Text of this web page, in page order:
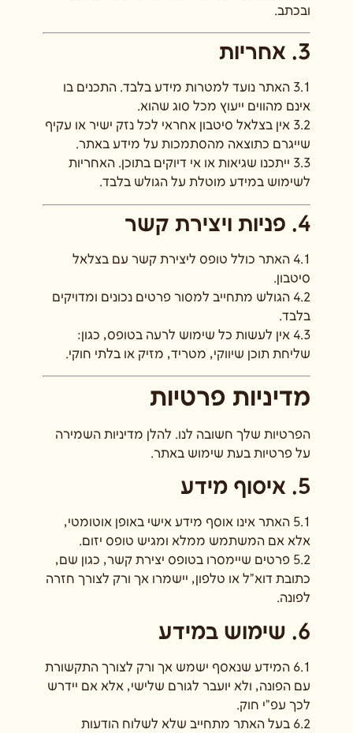
ובכתב.
3. אחריות
3.1 האתר נועד למטרות מידע בלבד. התכנים בו
אינם מהווים ייעוץ מכל סוג שהוא.
3.2 אין בצלאל סיטבון אחראי לכל נזק ישיר או עקיף
שייגרם כתוצאה מהסתמכות על מידע באתר.
3.3 ייתכנו שגיאות או אי דיוקים בתוכן. האחריות
לשימוש במידע מוטלת על הגולש בלבד.
4. פניות ויצירת קשר
4.1 האתר כולל טופס ליצירת קשר עם בצלאל
סיטבון.
4.2 הגולש מתחייב למסור פרטים נכונים ומדויקים
בלבד.
4.3 אין לעשות כל שימוש לרעה בטופס, כגון:
שליחת תוכן שיווקי, מטריד, מזיק או בלתי חוקי.
מדיניות פרטיות
הפרטיות שלך חשובה לנו. להלן מדיניות השמירה
על פרטיות בעת שימוש באתר.
5. איסוף מידע
5.1 האתר אינו אוסף מידע אישי באופן אוטומטי,
אלא אם המשתמש ממלא ומגיש טופס יזום.
5.2 פרטים שיימסרו בטופס יצירת קשר, כגון שם,
כתובת דוא"ל או טלפון, יישמרו אך ורק לצורך חזרה
לפונה.
6. שימוש במידע
6.1 המידע שנאסף ישמש אך ורק לצורך התקשורת
עם הפונה, ולא יועבר לגורם שלישי, אלא אם יידרש
לכך עפ"י חוק.
6.2 בעל האתר מתחייב שלא לשלוח הודעות